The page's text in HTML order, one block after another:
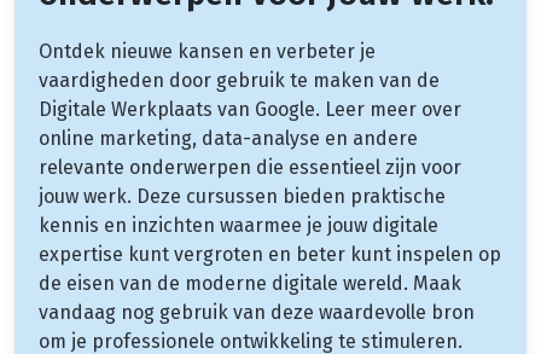
Ontdek nieuwe kansen en verbeter je
vaardigheden door gebruik te maken van de
Digitale Werkplaats van Google. Leer meer over
online marketing, data-analyse en andere
relevante onderwerpen die essentieel zijn voor
jouw werk. Deze cursussen bieden praktische
kennis en inzichten waarmee je jouw digitale
expertise kunt vergroten en beter kunt inspelen op
de eisen van de moderne digitale wereld. Maak
vandaag nog gebruik van deze waardevolle bron
om je professionele ontwikkeling te stimuleren.